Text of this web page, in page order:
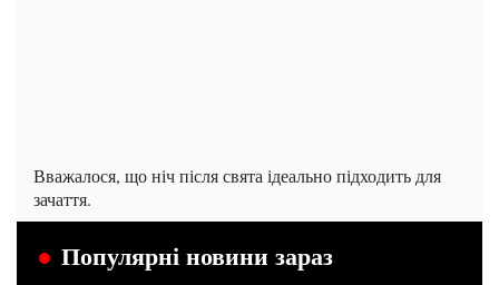
Вважалося, що ніч після свята ідеально підходить для
зачаття.
Популярні новини зараз